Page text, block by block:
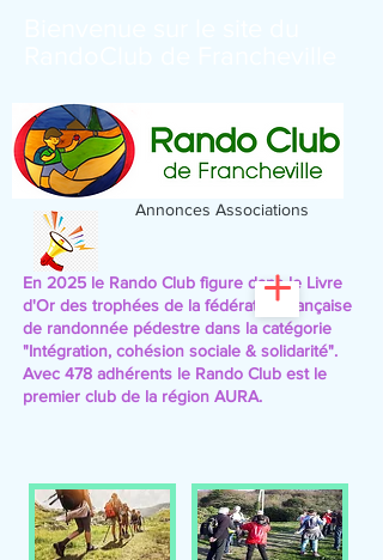
En 2025 le Rando Club figure dans le Livre
d'Or des trophées de la fédération française
de randonnée pédestre dans la catégorie
"Intégration, cohésion sociale & solidarité".
Avec 478 adhérents le Rando Club est le
premier club de la région AURA.
Annonces Associations